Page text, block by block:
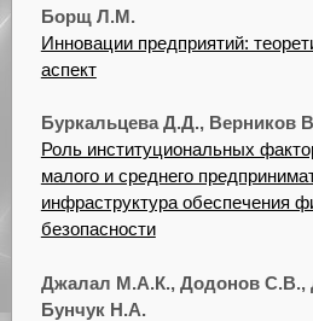
Борщ Л.М.
Инновации предприятий:
аспект
Буркальцева Д.Д., Верников
Роль институциональных
малого и среднего
инфраструктура обеспечения
безопасности
Джалал М.А.К., Додонов С.В.,
Бунчук Н.А.